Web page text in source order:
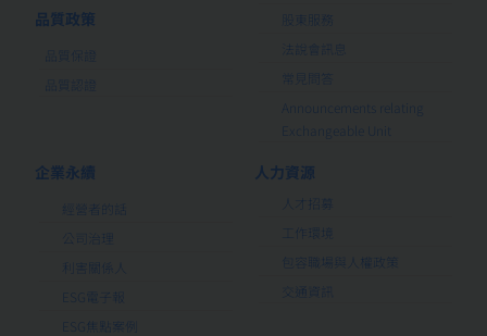
品質政策
品質保證
品質認證
股東服務
法說會訊息
常見問答
Announcements relating
Exchangeable Unit
企業永續
經營者的話
公司治理
利害關係人
ESG電子報
ESG焦點案例
人力資源
人才招募
工作環境
包容職場與人權政策
交通資訊